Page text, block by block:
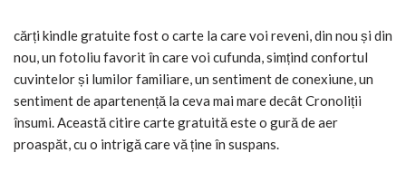
cărți kindle gratuite fost o carte la care voi reveni, din nou și din
nou, un fotoliu favorit în care voi cufunda, simțind confortul
cuvintelor și lumilor familiare, un sentiment de conexiune, un
sentiment de apartenență la ceva mai mare decât Cronoliții
însumi. Această citire carte gratuită este o gură de aer
proaspăt, cu o intrigă care vă ține în suspans.